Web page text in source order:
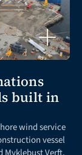
built in
wind service
vessel